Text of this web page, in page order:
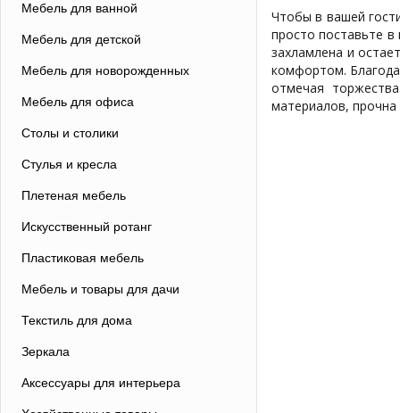
Мебель для ванной
Мебель для детской
Мебель для новорожденных
Мебель для офиса
Столы и столики
Стулья и кресла
Плетеная мебель
Искусственный ротанг
Пластиковая мебель
Мебель и товары для дачи
Текстиль для дома
Зеркала
Аксессуары для интерьера
Чтобы в вашей
просто поставьте
захламлена и
комфортом.
отмечая
материалов, прочна